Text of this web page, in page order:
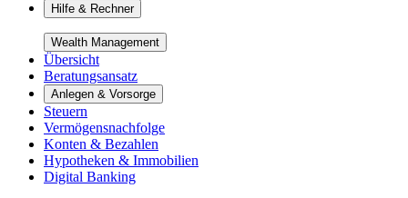
Hilfe & Rechner
Wealth Management
Übersicht
Beratungsansatz
Anlegen & Vorsorge
Steuern
Vermögensnachfolge
Konten & Bezahlen
Hypotheken & Immobilien
Digital Banking